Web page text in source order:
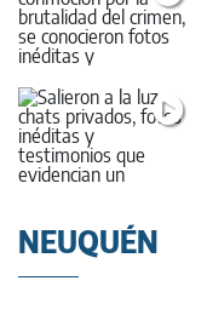
NEUQUÉN